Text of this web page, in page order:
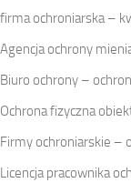
firma ochroniarska –
Agencja ochrony
Biuro ochrony –
Ochrona fizyczna
Firmy ochroniarskie –
Licencja pracownika